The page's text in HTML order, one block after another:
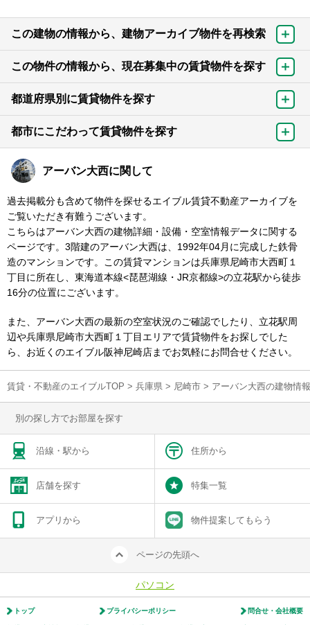
この建物の情報から、建物アーカイブ物件を再検索
この物件の情報から、現在募集中の賃貸物件を探す
都道府県別に賃貸物件を探す
都市にこだわって賃貸物件を探す
アーバン大西に関して
過去掲載分も含めて物件を探せるエイブル賃貸不動産アーカイブを
ご覧いただき有難うございます。
こちらはアーバン大西の建物詳細・設備・空室情報データに関する
ページです。3階建のアーバン大西は、1992年04月に完成した鉄骨
造のマンションです。この賃貸マンションは兵庫県尼崎市大西町１
丁目に所在し、東海道本線<琵琶湖線・JR京都線>の立花駅から徒歩
16分の位置にございます。
また、アーバン大西の最新の空室状況のご確認でしたり、立花駅周
辺や兵庫県尼崎市大西町１丁目エリアで賃貸物件をお探しでした
ら、お近くのエイブル阪神尼崎店までお気軽にお問合せください。
賃貸・不動産のエイブルTOP > 兵庫県 > 尼崎市 > アーバン大西の建物情
別の探し方でお部屋を探す
沿線・駅から 住所から
店舗を探す 特集一覧
アプリから 物件提案してもらう
ページの先頭へ
パソコン
トップ プライバシーポリシー 問合せ・会社概要